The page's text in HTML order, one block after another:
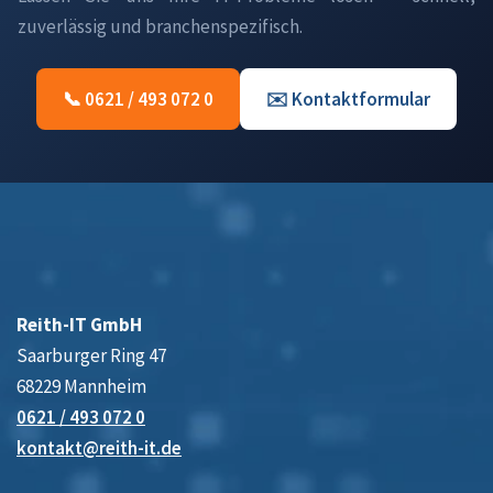
zuverlässig und branchenspezifisch.
📞 0621 / 493 072 0 ✉️ Kontaktformular
Reith-IT GmbH
Saarburger Ring 47
68229 Mannheim
0621 / 493 072 0
kontakt@reith-it.de